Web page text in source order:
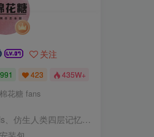
关注
991 423 435W+
花糖 fans
仿生人类四层记忆系统